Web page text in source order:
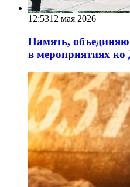
12:5312 мая 2026
Память,
в мероприятиях